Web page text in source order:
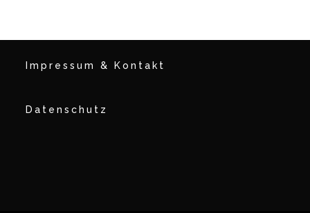
Impressum & Kontakt
Datenschutz